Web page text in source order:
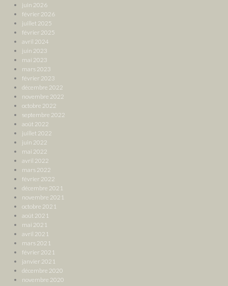
juin 2026
février 2026
juillet 2025
février 2025
avril 2024
juin 2023
mai 2023
mars 2023
février 2023
décembre 2022
novembre 2022
octobre 2022
septembre 2022
août 2022
juillet 2022
juin 2022
mai 2022
avril 2022
mars 2022
février 2022
décembre 2021
novembre 2021
octobre 2021
août 2021
mai 2021
avril 2021
mars 2021
février 2021
janvier 2021
décembre 2020
novembre 2020